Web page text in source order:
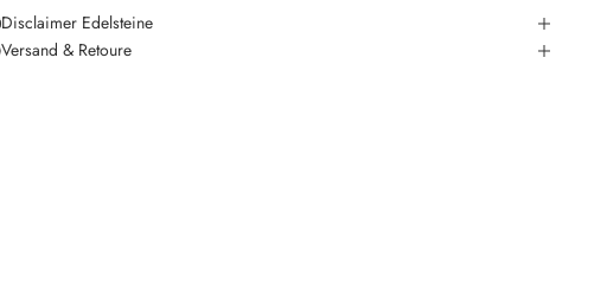
Disclaimer Edelsteine
Versand & Retoure